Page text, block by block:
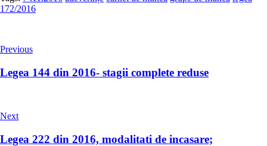
172/2016
Previous
Legea 144 din 2016- stagii complete reduse
Next
Legea 222 din 2016, modalitati de incasare;